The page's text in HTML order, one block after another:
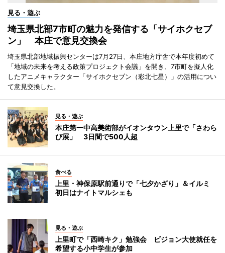
見る・遊ぶ
埼玉県北部7市町の魅力を発信する「サイホクセブ
ン」 本庄で意見交換会
埼玉県北部地域振興センターは7月27日、本庄地方庁舎で本年度初めて
「地域の未来を考える政策プロジェクト会議」を開き、7市町を擬人化
したアニメキャラクター「サイホクセブン（彩北七星）」の活用につい
て意見交換した。
見る・遊ぶ
本庄第一中高美術部がイオンタウン上里で「さわら
び展」 3日間で500人超
食べる
上里・神保原駅前通りで「七夕かざり」＆イルミ
初日はナイトマルシェも
見る・遊ぶ
上里町で「西崎キク」勉強会 ビジョン大使就任を
希望する小中学生が参加